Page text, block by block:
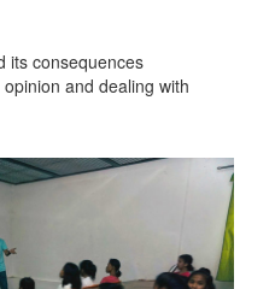
its consequences
and dealing with